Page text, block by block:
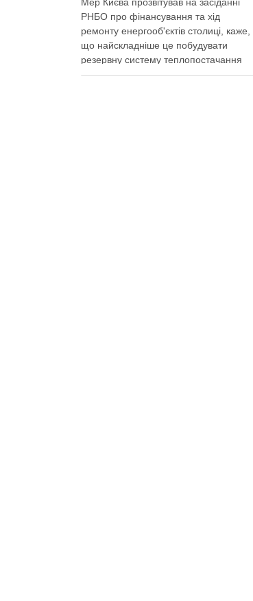
РНБО про фінансування та хід
ремонту енергооб'єктів столиці, каже,
що найскладніше це побудувати
резервну систему теплопостачання
Кличко розповів про виконання Плану